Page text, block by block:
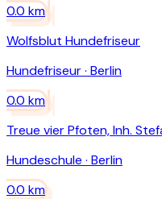
0.0 km
Wolfsblut Hundefriseur
Hundefriseur· Berlin
0.0 km
Treue vier Pfoten, Inh.
Hundeschule · Berlin
0.0 km